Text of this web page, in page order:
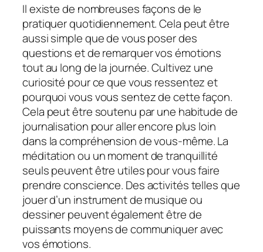
Il existe de nombreuses façons de le
pratiquer quotidiennement. Cela peut être
aussi simple que de vous poser des
questions et de remarquer vos émotions
tout au long de la journée. Cultivez une
curiosité pour ce que vous ressentez et
pourquoi vous vous sentez de cette façon.
Cela peut être soutenu par une habitude de
journalisation pour aller encore plus loin
dans la compréhension de vous-même. La
méditation ou un moment de tranquillité
seuls peuvent être utiles pour vous faire
prendre conscience. Des activités telles que
jouer d’un instrument de musique ou
dessiner peuvent également être de
puissants moyens de communiquer avec
vos émotions.